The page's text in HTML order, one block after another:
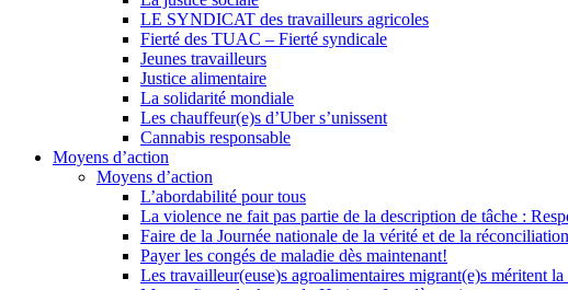
LE SYNDICAT des travailleurs agricoles
Fierté des TUAC – Fierté syndicale
Jeunes travailleurs
Justice alimentaire
La solidarité mondiale
Les chauffeur(e)s d’Uber s’unissent
Cannabis responsable
Moyens d’action
Moyens d’action
L’abordabilité pour tous
La violence ne fait pas partie de la description de tâche :
Faire de la Journée nationale de la vérité et de la
Payer les congés de maladie dès maintenant!
Les travailleur(euse)s agroalimentaires migrant(e)s méritent la